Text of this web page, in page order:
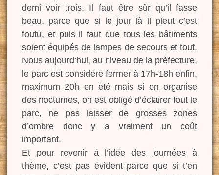
demi voir trois. Il faut être sûr qu’il fasse
beau, parce que si le jour là il pleut c’est
foutu, et puis il faut que tous les bâtiments
soient équipés de lampes de secours et tout.
Nous aujourd’hui, au niveau de la préfecture,
le parc est considéré fermer à 17h-18h enfin,
maximum 20h en été mais si on organise
des nocturnes, on est obligé d’éclairer tout le
parc, ne pas laisser de grosses zones
d’ombre donc y a vraiment un coût
important.
Et pour revenir à l’idée des journées à
thème, c’est pas évident parce que si t’en